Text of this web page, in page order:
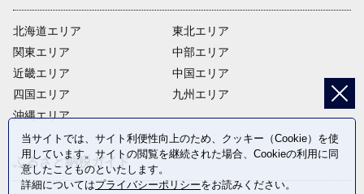
北海道エリア
関東エリア
近畿エリア
四国エリア
沖縄エリア
東北エリア
中部エリア
中国エリア
九州エリア
ふるさと納税ガイド
当サイトでは、サイト利便性向上のため、クッキー（Cookie）を使
用しています。サイトの閲覧を継続された場合、Cookieの利用に同
意したことものといたします。
詳細についてはプライバシーポリシーをお読みください。